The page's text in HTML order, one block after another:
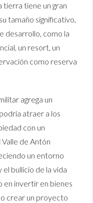
tierra tiene un gran
tamaño significativo,
desarrollo, como la
un resort, un
como reserva
agrega un
atraer a los
con un
de Antón
un entorno
bullicio de la vida
en invertir en bienes
crear un proyecto